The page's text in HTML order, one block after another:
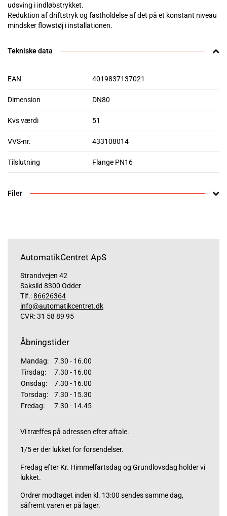
udsving i indløbstrykket.
Reduktion af driftstryk og fastholdelse af det på et konstant niveau
mindsker flowstøj i installationen.
Tekniske data
EAN 4019837137021
Dimension DN80
Kvs værdi 51
VVS-nr. 433108014
Tilslutning Flange PN16
Filer
AutomatikCentret ApS
Strandvejen 42
Saksild 8300 Odder
Tlf.:86626364
info@automatikcentret.dk
CVR: 31 58 89 95
Åbningstider
Mandag:
7.30 - 16.00
Tirsdag:
7.30 - 16.00
Onsdag:
7.30 - 16.00
Torsdag:
7.30 - 15.30
Fredag:
7.30 - 14.45
Vi træffes på adressen efter aftale.
1/5 er der lukket for forsendelser.
Fredag efter Kr. Himmelfartsdag og Grundlovsdag holder vi
lukket.
Ordrer modtaget inden kl. 13:00 sendes samme dag,
såfremt varen er på lager.